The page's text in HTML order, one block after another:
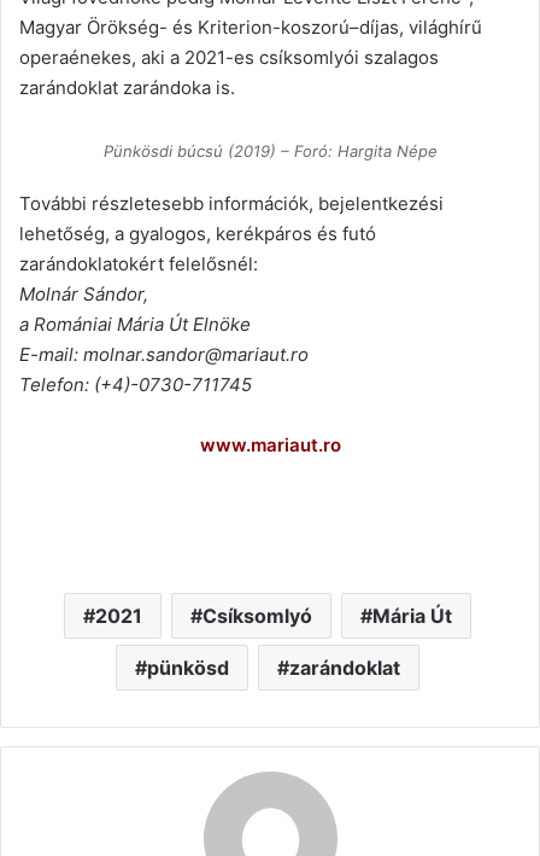
Magyar Örökség- és Kriterion-koszorú–díjas, világhírű
operaénekes, aki a 2021-es csíksomlyói szalagos
zarándoklat zarándoka is.
Pünkösdi búcsú (2019) – Foró: Hargita Népe
További részletesebb információk, bejelentkezési
lehetőség, a gyalogos, kerékpáros és futó
zarándoklatokért felelősnél:
Molnár Sándor,
a Romániai Mária Út Elnöke
E-mail: molnar.sandor@mariaut.ro
Telefon: (+4)-0730-711745
www.mariaut.ro
2021 Csíksomlyó Mária Út
pünkösd zarándoklat